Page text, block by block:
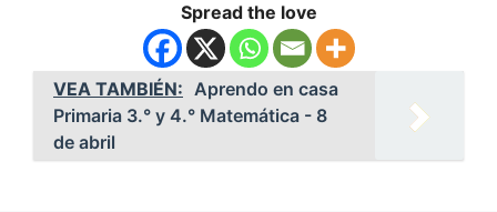
Spread the love
VEA TAMBIÉN: Aprendo en casa
Primaria 3.° y 4.° Matemática - 8
de abril